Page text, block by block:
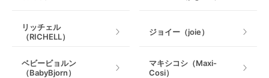
リッチェル
（RICHELL）
ジョイー（joie）
ベビービョルン
（BabyBjorn）
マキシコシ（Maxi-
Cosi）